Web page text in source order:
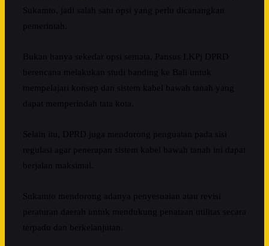
Sukamto, jadi salah satu opsi yang perlu dicanangkan
pemerintah.
Bukan hanya sekedar opsi semata, Pansus LKPj DPRD
berencana melakukan studi banding ke Bali untuk
mempelajari konsep dan sistem kabel bawah tanah yang
dapat memperindah tata kota.
Selain itu, DPRD juga mendorong penguatan pada sisi
regulasi agar penerapan sistem kabel bawah tanah ini dapat
berjalan maksimal.
Sukamto mendorong adanya penyesuaian atau revisi
peraturan daerah untuk mendukung penataan utilitas secara
terpadu dan berkelanjutan.